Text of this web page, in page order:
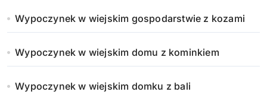
Wypoczynek w wiejskim gospodarstwie z kozami
Wypoczynek w wiejskim domu z kominkiem
Wypoczynek w wiejskim domku z bali